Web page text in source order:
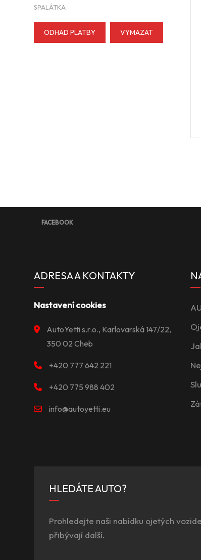
SPALÁTKA
ODHAD PLATBY VYMAZAT
FACEBOOK
ADRESA A KONTAKTY
Nastavení cookies
AutoYetti s.r.o., Karlovarská 147/22,
350 02 Cheb
+420 777 642 221
+420 775 988 402
info@autoyetti.eu
HLEDÁTE AUTO?
Prohledejte naši nabídku ojetých
přibývají další.